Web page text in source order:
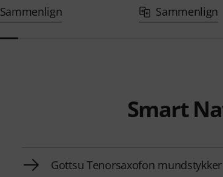
Sammenlign Sammenlign
Smart
Gottsu Tenorsaxofon